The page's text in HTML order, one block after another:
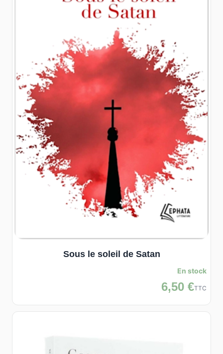
Sous le soleil de Satan
En stock
6,50 €TTC